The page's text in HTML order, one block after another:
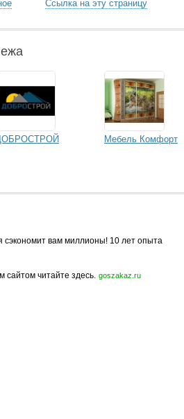
Ссылка на эту страницу
Мебель Комфорт
вам миллионы! 10 лет опыта
сайтом читайте здесь. goszakaz.ru